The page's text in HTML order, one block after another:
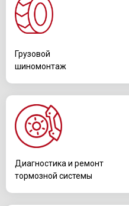
Грузовой
шиномонтаж
Диагностика и ремонт
тормозной системы